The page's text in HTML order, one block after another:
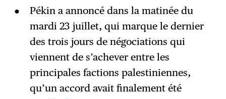
Pékin a annoncé dans la matinée du
mardi 23 juillet, qui marque le dernier
des trois jours de négociations qui
viennent de s’achever entre les
principales factions palestiniennes,
qu’un accord avait finalement été